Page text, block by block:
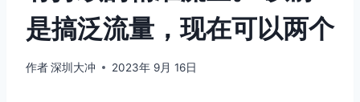
是搞泛流量，现在可以两个
作者深圳大冲 2023年 9月 16日